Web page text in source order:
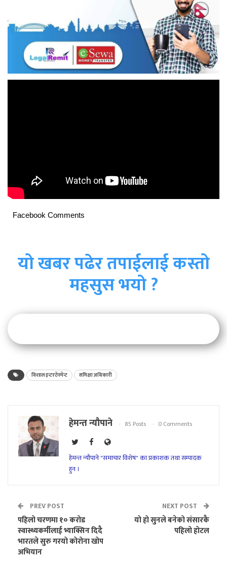
Facebook Comments
यो खबर पढेर तपाईलाई कस्तो
महसुस भयो ?
विशाल इन्टरटेनमेन्ट समिक्षा अधिकारी
हेमन्त न्यौपाने 85 Posts 0 Comments
हेमन्त न्यौपाने "समाचार विशेष" का प्रकाशक तथा सम्पादक
हुन ।
PREV POST
पहिलो चरणमा १० करोड
स्वास्थ्यकर्मीलाई भ्याक्सिन दिदै
भारतले सुरु गरयो कोरोना खोप
अभियान
NEXT POST
यो हो सुनले बनेको संसारकै
पहिलो होटल